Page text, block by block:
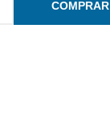
COMPRAR